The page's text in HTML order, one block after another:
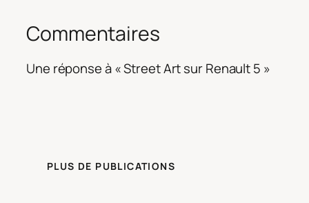
Commentaires
Une réponse à « Street Art sur Renault 5 »
PLUS DE PUBLICATIONS